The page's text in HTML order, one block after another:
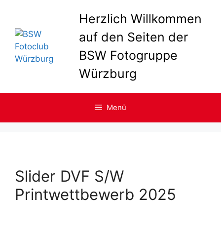
springen
Herzlich Willkommen
auf den Seiten der
BSW Fotogruppe
Würzburg
Menü
Slider DVF S/W
Printwettbewerb 2025